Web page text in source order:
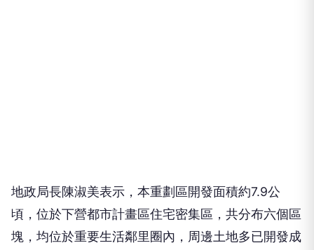
地政局長陳淑美表示，本重劃區開發面積約7.9公
頃，位於下營都市計畫區住宅密集區，共分布六個區
塊，均位於重要生活鄰里圈內，周邊土地多已開發成